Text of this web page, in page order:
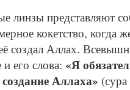
линзы представляют
кокетство, когда
создал Аллах.
его слова: «Я
Аллаха»